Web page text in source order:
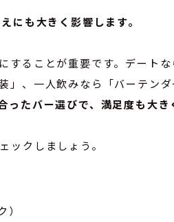
にも大きく影響します。
することが重要です。デート
、一人飲みなら「バーテン
ったバー選びで、満足度も大き
ックしましょう。